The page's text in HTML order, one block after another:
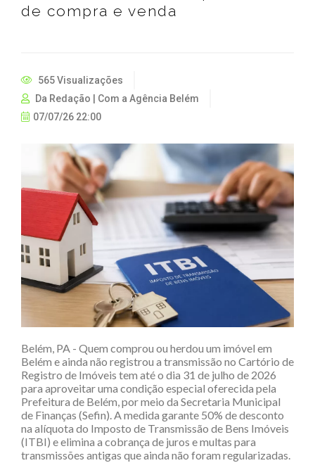
de compra e venda
565 Visualizações
Da Redação | Com a Agência Belém
07/07/26 22:00
Belém, PA - Quem comprou ou herdou um imóvel em
Belém e ainda não registrou a transmissão no Cartório de
Registro de Imóveis tem até o dia 31 de julho de 2026
para aproveitar uma condição especial oferecida pela
Prefeitura de Belém, por meio da Secretaria Municipal
de Finanças (Sefin). A medida garante 50% de desconto
na alíquota do Imposto de Transmissão de Bens Imóveis
(ITBI) e elimina a cobrança de juros e multas para
transmissões antigas que ainda não foram regularizadas.